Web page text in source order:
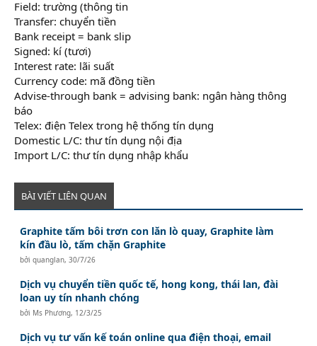
Field: trường (thông tin
Transfer: chuyển tiền
Bank receipt = bank slip
Signed: kí (tươi)
Interest rate: lãi suất
Currency code: mã đồng tiền
Advise-through bank = advising bank: ngân hàng thông
báo
Telex: điện Telex trong hệ thống tín dụng
Domestic L/C: thư tín dụng nội địa
Import L/C: thư tín dụng nhập khẩu
BÀI VIẾT LIÊN QUAN
Graphite tấm bôi trơn con lăn lò quay, Graphite làm
kín đầu lò, tấm chặn Graphite
bởiquanglan,30/7/26
Dịch vụ chuyển tiền quốc tế, hong kong, thái lan, đài
loan uy tín nhanh chóng
bởi Ms Phương, 12/3/25
Dịch vụ tư vấn kế toán online qua điện thoại, email